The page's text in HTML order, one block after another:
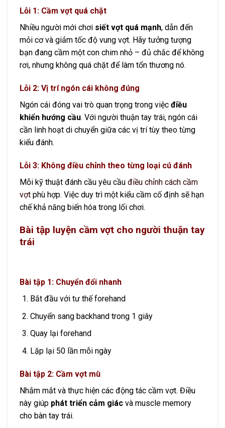
Lỗi 1: Cầm vợt quá chặt
Nhiều người mới chơi siết vợt quá mạnh, dẫn đến
mỏi cơ và giảm tốc độ vung vợt. Hãy tưởng tượng
bạn đang cầm một con chim nhỏ – đủ chắc để không
rơi, nhưng không quá chặt để làm tổn thương nó.
Lỗi 2: Vị trí ngón cái không đúng
Ngón cái đóng vai trò quan trọng trong việc điều
khiển hướng cầu. Với người thuận tay trái, ngón cái
cần linh hoạt di chuyển giữa các vị trí tùy theo từng
kiểu đánh.
Lỗi 3: Không điều chỉnh theo từng loại cú đánh
Mỗi kỹ thuật đánh cầu yêu cầu điều chỉnh cách cầm
vợt phù hợp. Việc duy trì một kiểu cầm cố định sẽ hạn
chế khả năng biến hóa trong lối chơi.
Bài tập luyện cầm vợt cho người thuận tay
trái
Bài tập 1: Chuyển đổi nhanh
Bắt đầu với tư thế forehand
Chuyển sang backhand trong 1 giây
Quay lại forehand
Lặp lại 50 lần mỗi ngày
Bài tập 2: Cầm vợt mù
Nhắm mắt và thực hiện các động tác cầm vợt. Điều
này giúp phát triển cảm giác và muscle memory
cho bàn tay trái.